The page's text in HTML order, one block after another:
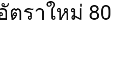
ตราใหม่